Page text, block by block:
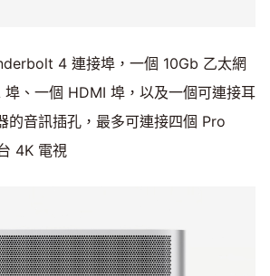
4 連接埠，一個 10Gb 乙太網
、一個 HDMI 埠，以及一個可連接耳
的音訊插孔，最多可連接四個 Pro
4K 電視